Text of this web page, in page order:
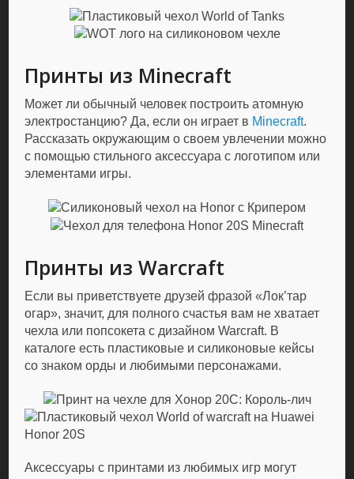
Принты из Minecraft
Может ли обычный человек построить атомную
электростанцию? Да, если он играет в Minecraft.
Рассказать окружающим о своем увлечении можно
с помощью стильного аксессуара с логотипом или
элементами игры.
Принты из Warcraft
Если вы приветствуете друзей фразой «Лок’тар
огар», значит, для полного счастья вам не хватает
чехла или попсокета с дизайном Warcraft. В
каталоге есть пластиковые и силиконовые кейсы
со знаком орды и любимыми персонажами.
Аксессуары с принтами из любимых игр могут